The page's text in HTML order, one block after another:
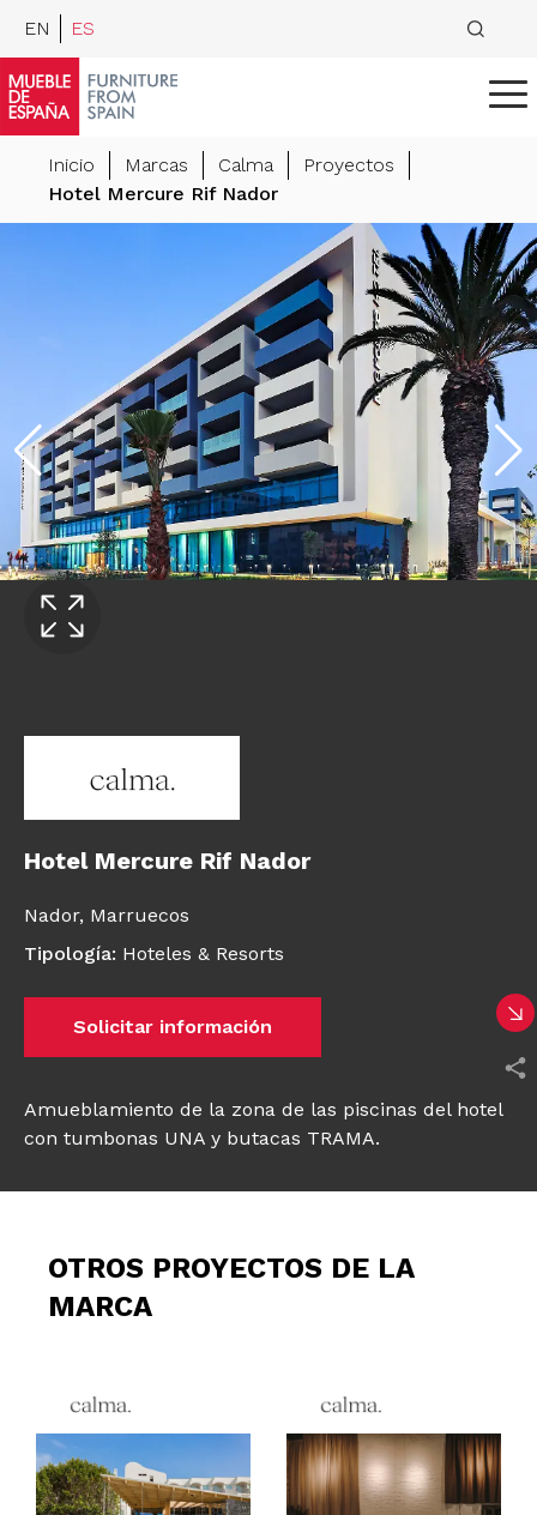
EN ES
Inicio Marcas Calma
Proyectos
Hotel Mercure Rif Nador
Hotel Mercure Rif Nador
Nador, Marruecos
Tipología: Hoteles & Resorts
Solicitar información
Amueblamiento de la zona de las piscinas del hotel
con tumbonas UNA y butacas TRAMA.
OTROS PROYECTOS DE LA
MARCA